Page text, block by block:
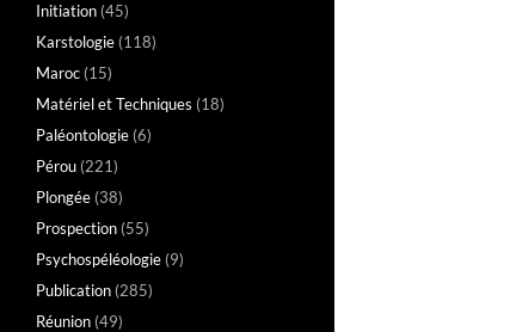
Initiation (45)
Karstologie (118)
Maroc (15)
Matériel et Techniques (18)
Paléontologie (6)
Pérou (221)
Plongée (38)
Prospection (55)
Psychospéléologie (9)
Publication (285)
Réunion (49)